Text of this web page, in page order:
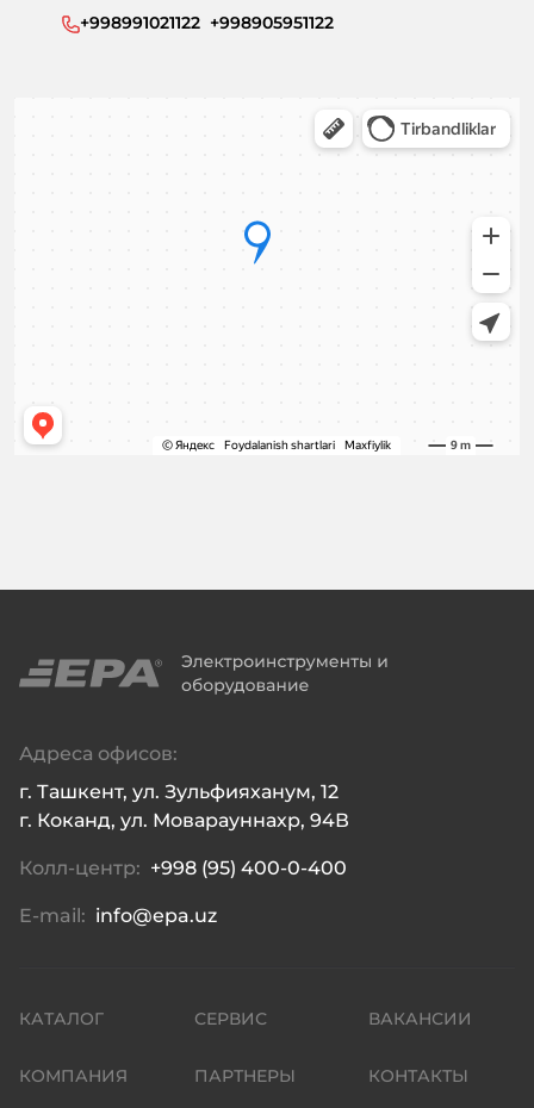
+998991021122  +998905951122
Адреса офисов:
г. Ташкент, ул. Зульфияханум, 12
г. Коканд, ул. Моварауннахр, 94В
Колл-центр: +998 (95) 400-0-400
E-mail: info@epa.uz
КАТАЛОГ
КОМПАНИЯ
СЕРВИС
ПАРТНЕРЫ
ВАКАНСИИ
КОНТАКТЫ